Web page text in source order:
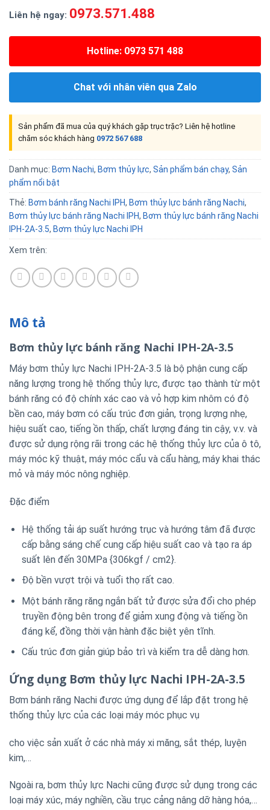
Liên hệ ngay: 0973.571.488
Hotline: 0973 571 488
Chat với nhân viên qua Zalo
Sản phẩm đã mua của quý khách gặp trục trặc? Liên hệ hotline
chăm sóc khách hàng 0972 567 688
Danh mục: Bơm Nachi, Bơm thủy lực, Sản phẩm bán chạy, Sản
phẩm nổi bật
Thẻ: Bơm bánh răng Nachi IPH, Bơm thủy lực bánh răng Nachi,
Bơm thủy lực bánh răng Nachi IPH, Bơm thủy lực bánh răng Nachi
IPH-2A-3.5, Bơm thủy lực Nachi IPH
Xem trên:
Mô tả
Bơm thủy lực bánh răng Nachi IPH-2A-3.5
Máy bơm thủy lực Nachi IPH-2A-3.5 là bộ phận cung cấp
năng lượng trong hệ thống thủy lực, được tạo thành từ một
bánh răng có độ chính xác cao và vỏ hợp kim nhôm có độ
bền cao, máy bơm có cấu trúc đơn giản, trọng lượng nhẹ,
hiệu suất cao, tiếng ồn thấp, chất lượng đáng tin cậy, v.v. và
được sử dụng rộng rãi trong các hệ thống thủy lực của ô tô,
máy móc kỹ thuật, máy móc cẩu và cẩu hàng, máy khai thác
mỏ và máy móc nông nghiệp.
Đặc điểm
Hệ thống tải áp suất hướng trục và hướng tâm đã được
cấp bằng sáng chế cung cấp hiệu suất cao và tạo ra áp
suất lên đến 30MPa {306kgf / cm2}.
Độ bền vượt trội và tuổi thọ rất cao.
Một bánh răng răng ngắn bất tử được sửa đổi cho phép
truyền động bên trong để giảm xung động và tiếng ồn
đáng kể, đồng thời vận hành đặc biệt yên tĩnh.
Cấu trúc đơn giản giúp bảo trì và kiểm tra dễ dàng hơn.
Ứng dụng Bơm thủy lực Nachi IPH-2A-3.5
Bơm bánh răng Nachi được ứng dụng để lắp đặt trong hệ
thống thủy lực của các loại máy móc phục vụ
cho việc sản xuất ở các nhà máy xi măng, sắt thép, luyện
kim,…
Ngoài ra, bơm thủy lực Nachi cũng được sử dụng trong các
loại máy xúc, máy nghiền, cầu trục cảng nâng dỡ hàng hóa,…